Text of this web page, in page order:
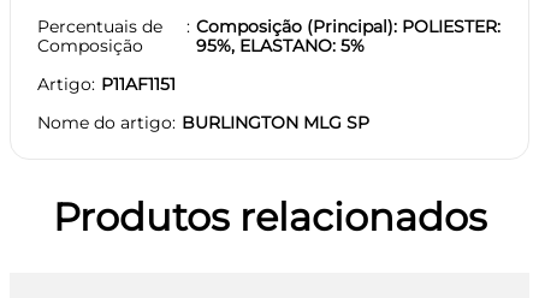
Percentuais de
Composição
Composição (Principal): POLIESTER:
95%, ELASTANO: 5%
Artigo P11AF1151
Nome do artigo BURLINGTON MLG SP
Produtos relacionados